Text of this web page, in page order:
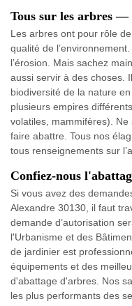
Tous sur les arbres —
Les arbres ont pour rôle
qualité de
l’érosion. Mais sachez
aussi servir à des choses.
biodiversité de la nature
plusieurs empires
volatiles, mammifères).
faire abattre. Tous nos
tous renseignements sur
Confiez-nous
Si vous avez des
Alexandre 30130, il faut
demande d’autorisation
l'Urbanisme et des
de jardinier est
équipements et des
d'abattage d'arbres. Nos
les plus performants des